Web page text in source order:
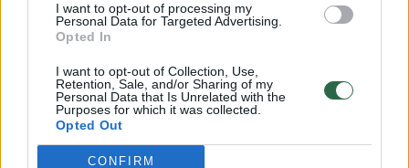
I want to opt-out of processing my
Personal Data for Targeted Advertising.
Opted In
I want to opt-out of Collection, Use,
Retention, Sale, and/or Sharing of my
Personal Data that Is Unrelated with the
Purposes for which it was collected.
Opted Out
CONFIRM
Laidos | Nauja diena
Nufilmavo, kaip patvino Vilniaus Vakarinis aplinkkelis:
vaizdas pribloškia
Žinios